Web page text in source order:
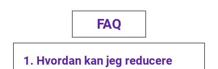
FAQ
1. Hvordan kan jeg reducere